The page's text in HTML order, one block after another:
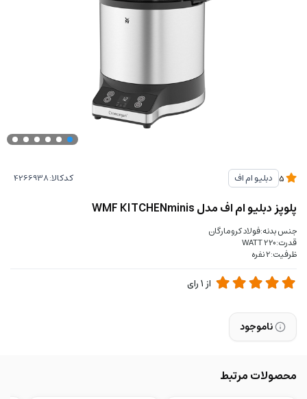
دبلیو ام اف کدکالا:
پلوپز دبلیو ام اف مدل WMF KITCHENminis
جنس بدنه:فولاد کرومارگان
قدرت:220 WATT
ظرفیت:2 نفره
از 1رای
ناموجود
محصولات مرتبط